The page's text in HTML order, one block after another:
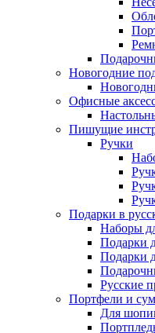
Новогодние
Офисные
Пишущие
Ручки
Подарки в
Наборы
Подарки
Подарки
Русские
Портфели и
Для